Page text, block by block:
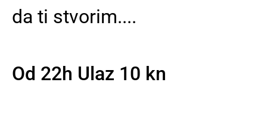
da ti stvorim....
Od 22h Ulaz 10 kn